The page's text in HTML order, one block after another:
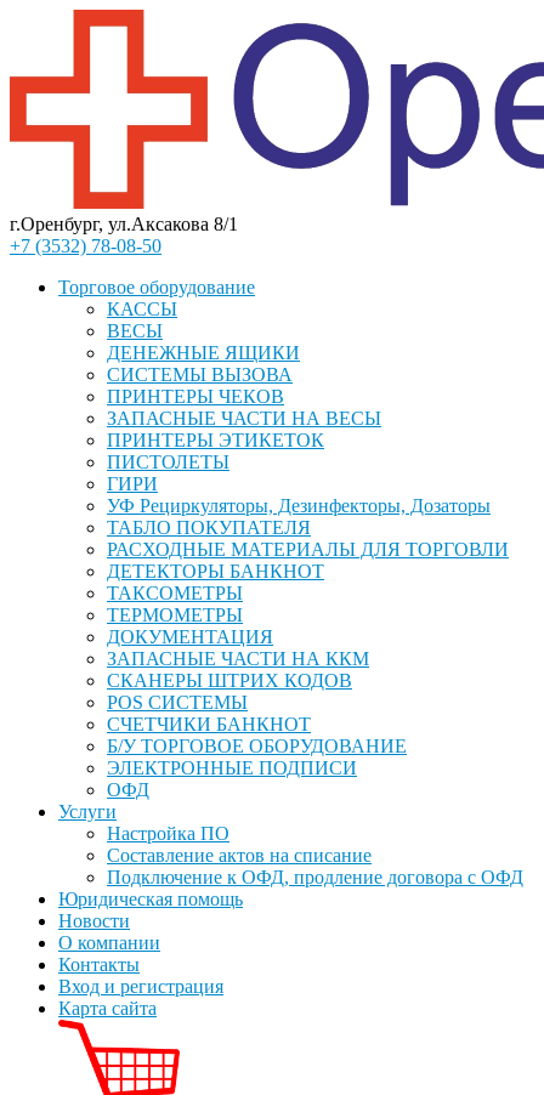
г.Оренбург, ул.Аксакова 8/1
+7 (3532) 78-08-50
Торговое оборудование
КАССЫ
ВЕСЫ
ДЕНЕЖНЫЕ ЯЩИКИ
СИСТЕМЫ ВЫЗОВА
ПРИНТЕРЫ ЧЕКОВ
ЗАПАСНЫЕ ЧАСТИ НА ВЕСЫ
ПРИНТЕРЫ ЭТИКЕТОК
ПИСТОЛЕТЫ
ГИРИ
УФ Рециркуляторы, Дезинфекторы, Дозаторы
ТАБЛО ПОКУПАТЕЛЯ
РАСХОДНЫЕ МАТЕРИАЛЫ ДЛЯ ТОРГОВЛИ
ДЕТЕКТОРЫ БАНКНОТ
ТАКСОМЕТРЫ
ТЕРМОМЕТРЫ
ДОКУМЕНТАЦИЯ
ЗАПАСНЫЕ ЧАСТИ НА ККМ
СКАНЕРЫ ШТРИХ КОДОВ
POS СИСТЕМЫ
СЧЕТЧИКИ БАНКНОТ
Б/У ТОРГОВОЕ ОБОРУДОВАНИЕ
ЭЛЕКТРОННЫЕ ПОДПИСИ
ОФД
Услуги
Настройка ПО
Составление актов на списание
Подключение к ОФД, продление договора с ОФД
Юридическая помощь
Новости
О компании
Контакты
Вход и регистрация
Карта сайта